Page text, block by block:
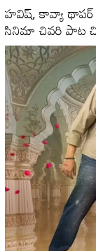
హవిష్‌, కావ్యా థాపర్
సినిమా చివరి పాట